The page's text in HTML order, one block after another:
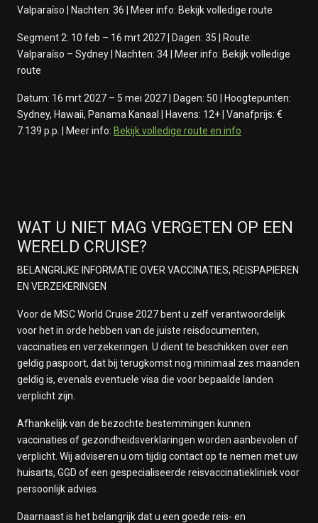
Valparaíso | Nach­ten: 36 | Meer info: Bekijk volledige route
Segment 2: 10 feb – 16 mrt 2027 | Dagen: 35 | Route:
Valparaíso – Sydney | Nach­ten: 34 | Meer info: Bekijk volledige
route
Datum: 16 mrt 2027 – 5 mei 2027 | Dagen: 50 | Hoogtepunten:
Sydney, Hawaii, Panama Kanaal | Havens: 12+ | Vanafprijs: €
7.139 p.p. | Meer info: Bekijk volledige route en info
WAT U NIET MAG VERGETEN OP EEN
WERELD CRUISE?
BELANGRIJKE INFORMATIE OVER VACCINATIES, REISPAPIEREN
EN VERZEKERINGEN
Voor de MSC World Cruise 2027 bent u zelf verantwoordelijk
voor het in orde hebben van de juiste reisdocumenten,
vaccinaties en verzekeringen. U dient te beschikken over een
geldig paspoort, dat bij terugkomst nog minimaal zes maanden
geldig is, evenals eventuele visa die voor bepaalde landen
verplicht zijn.
Afhankelijk van de bezochte bestemmingen kunnen
vaccinaties of gezondheidsverklaringen worden aanbevolen of
verplicht. Wij adviseren u om tijdig contact op te nemen met uw
huisarts, GGD of een gespecialiseerde reisvaccinatiekliniek voor
persoonlijk advies.
Daarnaast is het belangrijk dat u een goede reis- en